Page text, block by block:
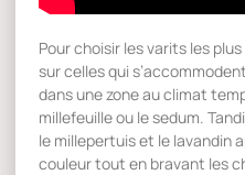
Pour choisir les varits les
sur celles qui
dans une zone au climat
millefeuille ou le sedum.
le millepertuis et le lavandin
couleur tout en bravant les